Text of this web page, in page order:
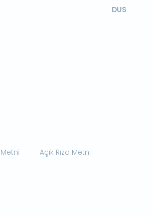
DUS
Açık Rıza Metni